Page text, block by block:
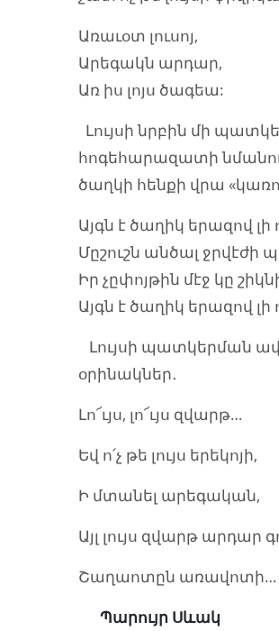
Առաւօտ լուսոյ,
Արեգակն արդար,
Առ իս լոյս ծագեա:
Լույսի նրբին մի
հոգեհարազատի
ծաղկի հենքի վրա
Այգն է ծաղիկ երազով
Մըշուշն անծալ
Իր չըփոյթին մէջ կը
Այգն է ծաղիկ երազով
Լույսի պատկերման
օրինակներ․
Լո՜ւյս, լո՜ւյս զվարթ…
Եվ ո՛չ թե լույս երեկոյի,
Ի մտանել արեգական,
Այլ լույս զվարթ արդար
Շաղաոտըն առավոտի…
Պարույր Սևակ